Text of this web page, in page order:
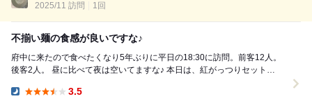
2025/11 訪問
1回
不揃い麺の食感が良いですな♪
府中に来たので食べたくなり5年ぶりに平日の18:30に訪問。前客12人。
後客2人。 昼に比べて夜は空いてますな♪ 本日は、紅がっつりセット
3.5